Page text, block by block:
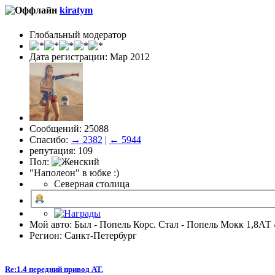
kiratym
Глобальный модератор
Дата регистрации: Мар 2012
Сообщений: 25088
Спасибо: → 2382 | ← 5944
репутация: 109
Пол:
"Наполеон" в юбке :)
Северная столица
Мой авто: Был - Попель Корс. Стал - Попель Мокк 1,8АТ
Регион: Санкт-Петербург
Re:1.4 передний привод AT.